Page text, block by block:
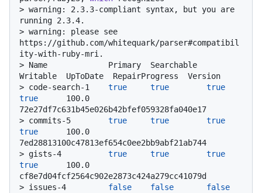
> warning: 2.3.3-compliant syntax, but you are
running 2.3.4.
> warning: please see
https://github.com/whitequark/parser#compatibil
ity-with-ruby-mri.
> Name             Primary  Searchable
Writable  UpToDate  RepairProgress  Version
> code-search-1 true true
true
true
      100.0
72e27df7c631b45e026b42bfef059328fa040e17
> commits-5 true true
true
true
      100.0
7ed28813100c47813ef654c0ee2bb9abf21ab744
> gists-4 true true
true
true
      100.0
cf8e7d04fcf2564c902e2873c424a279cc41079d
> issues-4 false false
false